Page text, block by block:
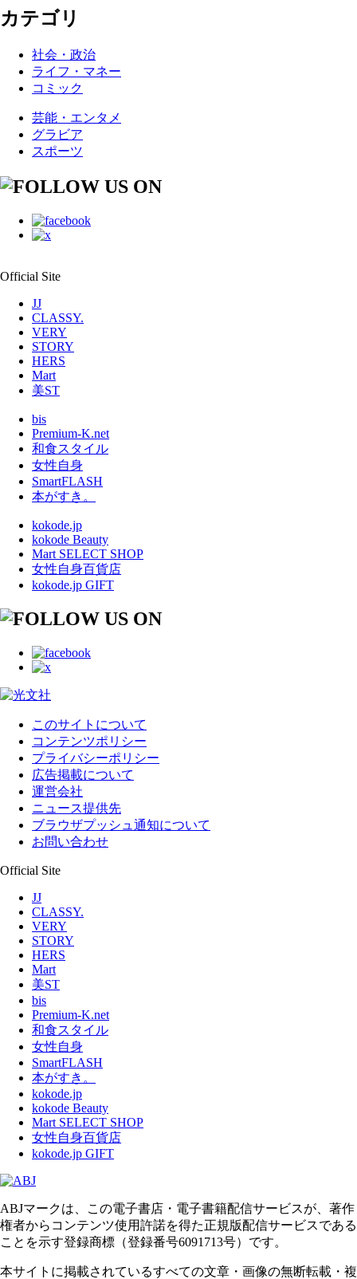
カテゴリ
社会・政治
ライフ・マネー
コミック
芸能・エンタメ
グラビア
スポーツ
Official Site
JJ
CLASSY.
VERY
STORY
HERS
Mart
美ST
bis
Premium-K.net
和食スタイル
女性自身
SmartFLASH
本がすき。
kokode.jp
kokode Beauty
Mart SELECT SHOP
女性自身百貨店
kokode.jp GIFT
このサイトについて
コンテンツポリシー
プライバシーポリシー
広告掲載について
運営会社
ニュース提供先
ブラウザプッシュ通知について
お問い合わせ
Official Site
JJ
CLASSY.
VERY
STORY
HERS
Mart
美ST
bis
Premium-K.net
和食スタイル
女性自身
SmartFLASH
本がすき。
kokode.jp
kokode Beauty
Mart SELECT SHOP
女性自身百貨店
kokode.jp GIFT
ABJマークは、この電子書店・電子書籍配信サービスが、著作
権者からコンテンツ使用許諾を得た正規版配信サービスである
ことを示す登録商標（登録番号6091713号）です。
本サイトに掲載されているすべての文章・画像の無断転載・複